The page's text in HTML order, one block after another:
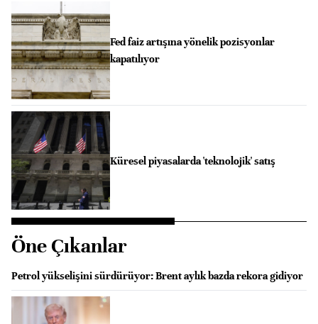
Fed faiz artışına yönelik pozisyonlar
kapatılıyor
Küresel piyasalarda 'teknolojik' satış
Öne Çıkanlar
Petrol yükselişini sürdürüyor: Brent aylık bazda rekora gidiyor